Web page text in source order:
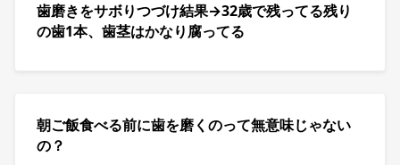
歯磨きをサボりつづけ結果→32歳で残ってる残り
の歯1本、歯茎はかなり腐ってる
朝ご飯食べる前に歯を磨くのって無意味じゃない
の？